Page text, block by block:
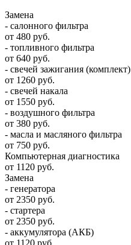
Замена
- салонного фильтра
от 480 руб.
- топливного фильтра
от 640 руб.
- свечей зажигания (комплект)
от 1260 руб.
- свечей накала
от 1550 руб.
- воздушного фильтра
от 380 руб.
- масла и масляного фильтра
от 750 руб.
Компьютерная диагностика
от 1120 руб.
Замена
- генератора
от 2350 руб.
- стартера
от 2350 руб.
- аккумулятора (АКБ)
от 1120 руб.